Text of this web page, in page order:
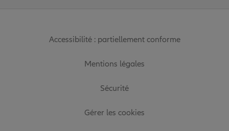
Accessibilité : partiellement conforme
Mentions légales
Sécurité
Gérer les cookies